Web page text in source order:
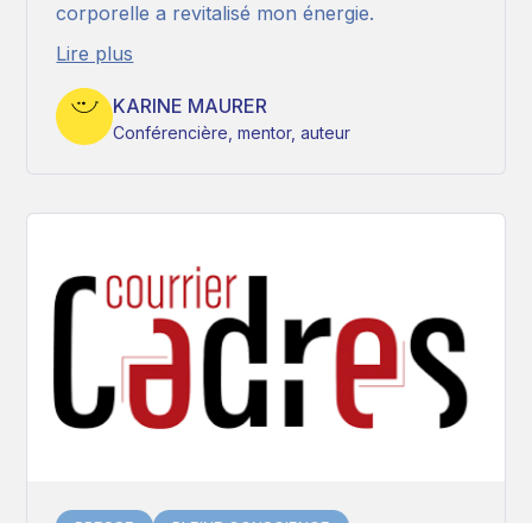
corporelle a revitalisé mon énergie.
Lire plus
KARINE MAURER
Conférencière, mentor, auteur